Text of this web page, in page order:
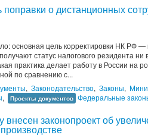
о дистанционных
основная цель корректировки НК РФ
статус налогового резидента ни
практика делает работу в России на
по сравнению с...
, Законодательство, Законы,
, Проекты документов Федеральные
внесен законопроект об